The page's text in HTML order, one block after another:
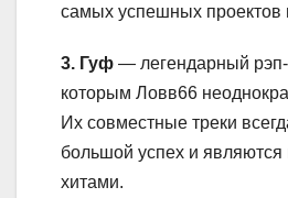
самых успешных проектов
3. Гуф — легендарный рэп-
которым Ловв66
Их совместные треки
большой успех и
хитами.